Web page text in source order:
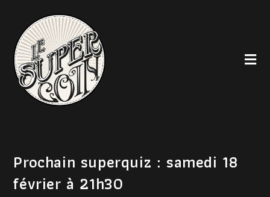
Prochain superquiz : samedi 18
février à 21h30